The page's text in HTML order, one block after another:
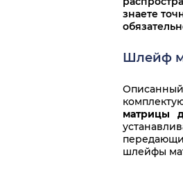
знаете
Шлейф
Описанный
матрицы
шлейфы